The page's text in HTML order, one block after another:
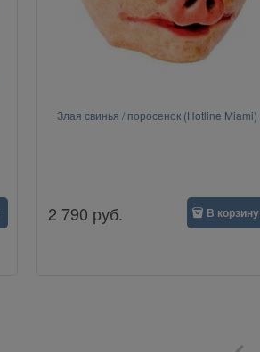
Злая свинья / поросенок (Hotline Miami)
2 790 руб. В корзину